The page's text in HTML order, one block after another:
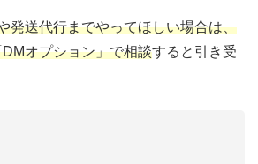
発送代行までやってほしい場合は、
オプション」で相談すると引き受